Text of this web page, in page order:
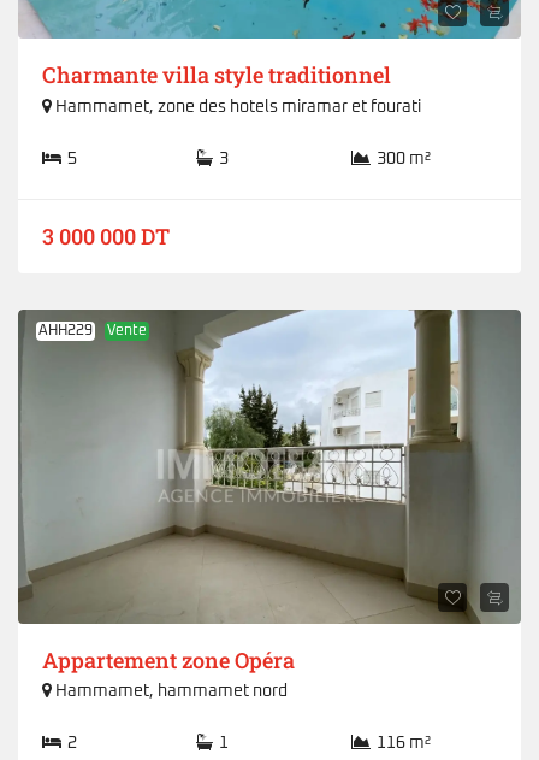
Charmante villa style traditionnel
Hammamet, zone des hotels miramar et fourati
5 3 300 m²
3 000 000 DT
AHH229 Vente
Appartement zone Opéra
Hammamet, hammamet nord
2 1 116 m²